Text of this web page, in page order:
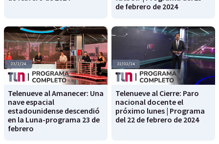
de febrero de 2024
Telenueve al Amanecer: Una
nave espacial
estadounidense descendió
en la Luna-programa 23 de
febrero
Telenueve al Cierre: Paro
nacional docente el
próximo lunes | Programa
del 22 de febrero de 2024